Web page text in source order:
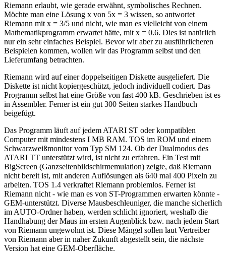
Riemann erlaubt, wie gerade erwähnt, symbolisches Rechnen.
Möchte man eine Lösung x von 5x = 3 wissen, so antwortet
Riemann mit x = 3/5 und nicht, wie man es vielleicht von einem
Mathematikprogramm erwartet hätte, mit x = 0.6. Dies ist natürlich
nur ein sehr einfaches Beispiel. Bevor wir aber zu ausführlicheren
Beispielen kommen, wollen wir das Programm selbst und den
Lieferumfang betrachten.
Riemann wird auf einer doppelseitigen Diskette ausgeliefert. Die
Diskette ist nicht kopiergeschützt, jedoch individuell codiert. Das
Programm selbst hat eine Größe von fast 400 kB. Geschrieben ist es
in Assembler. Ferner ist ein gut 300 Seiten starkes Handbuch
beigefügt.
Das Programm läuft auf jedem ATARI ST oder kompatiblen
Computer mit mindestens I MB RAM. TOS im ROM und einem
Schwarzweißmonitor vom Typ SM 124. Ob der Dualmodus des
ATARI TT unterstützt wird, ist nicht zu erfahren. Ein Test mit
BigScreen (Ganzseitenbildschirmemulation) zeigte, daß Riemann
nicht bereit ist, mit anderen Auflösungen als 640 mal 400 Pixeln zu
arbeiten. TOS 1.4 verkraftet Riemann problemlos. Ferner ist
Riemann nicht - wie man es von ST-Programmen erwarten könnte -
GEM-unterstützt. Diverse Mausbeschleuniger, die manche sicherlich
im AUTO-Ordner haben, werden schlicht ignoriert, weshalb die
Handhabung der Maus im ersten Augenblick bzw. nach jedem Start
von Riemann ungewohnt ist. Diese Mängel sollen laut Vertreiber
von Riemann aber in naher Zukunft abgestellt sein, die nächste
Version hat eine GEM-Oberfläche.